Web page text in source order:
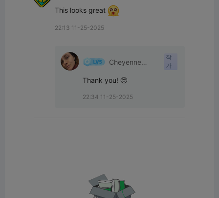
This looks great
22:13 11-25-2025
Cheyenne
작
가
Thank you! 🥺
22:34 11-25-2025